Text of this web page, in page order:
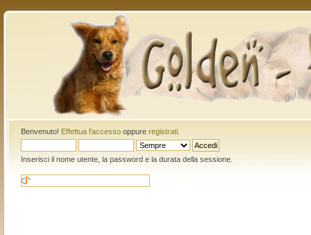
Benvenuto! Effettua l'accessooppure registrati.
Inserisci il nome utente, la password e la durata della sessione.